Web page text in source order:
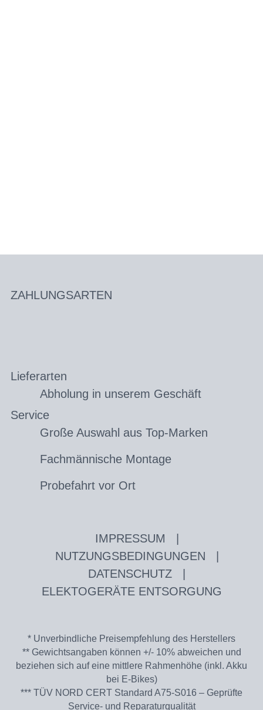
ZAHLUNGSARTEN
Lieferarten
Abholung in unserem Geschäft
Service
Große Auswahl aus Top-Marken
Fachmännische Montage
Probefahrt vor Ort
IMPRESSUM
NUTZUNGSBEDINGUNGEN
DATENSCHUTZ
ELEKTOGERÄTE ENTSORGUNG
* Unverbindliche Preisempfehlung des Herstellers
** Gewichtsangaben können +/- 10% abweichen und
beziehen sich auf eine mittlere Rahmenhöhe (inkl. Akku
bei E-Bikes)
*** TÜV NORD CERT Standard A75-S016 – Geprüfte
Service- und Reparaturqualität